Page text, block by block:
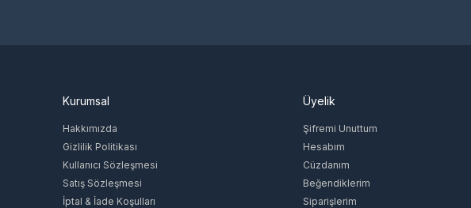
Kurumsal
Hakkımızda
Gizlilik Politikası
Kullanıcı Sözleşmesi
Satış Sözleşmesi
İptal & İade Koşulları
Üyelik
Şifremi Unuttum
Hesabım
Cüzdanım
Beğendiklerim
Siparişlerim